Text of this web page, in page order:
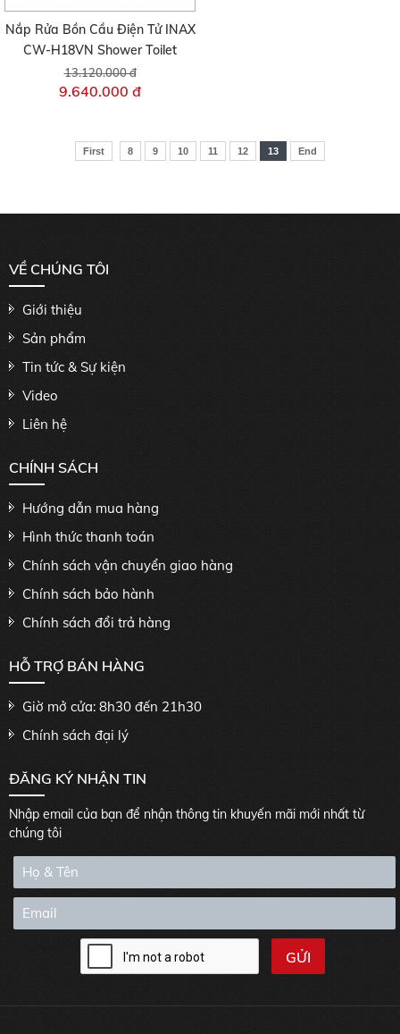
Nắp Rửa Bồn Cầu Điện Tử INAX
CW-H18VN Shower Toilet
13.120.000 đ
9.640.000 đ
First 8 9 10 11 12 13 End
VỀ CHÚNG TÔI
Giới thiệu
Sản phẩm
Tin tức & Sự kiện
Video
Liên hệ
CHÍNH SÁCH
Hướng dẫn mua hàng
Hình thức thanh toán
Chính sách vận chuyển giao hàng
Chính sách bảo hành
Chính sách đổi trả hàng
HỖ TRỢ BÁN HÀNG
Giờ mở cửa: 8h30 đến 21h30
Chính sách đại lý
ĐĂNG KÝ NHẬN TIN
Nhập email của bạn để nhận thông tin khuyến mãi mới nhất từ
chúng tôi